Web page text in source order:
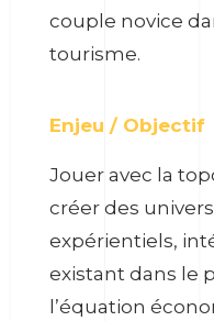
couple novice
tourisme.
Enjeu / Objectif
Jouer avec la
créer des
expérientiels,
existant dans le
l’équation